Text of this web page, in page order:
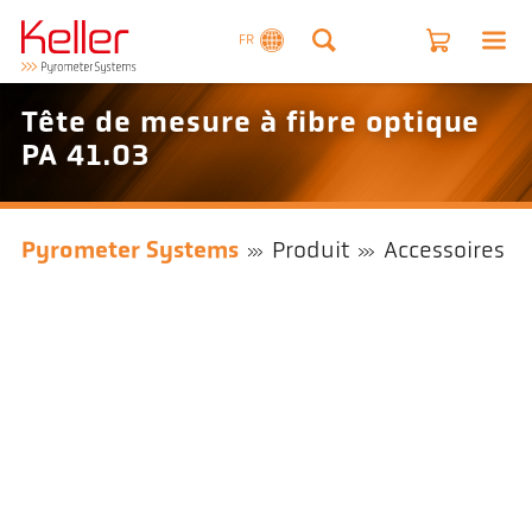
FR
Tête de mesure à fibre optique
PA 41.03
Pyrometer Systems Produit Accessoires